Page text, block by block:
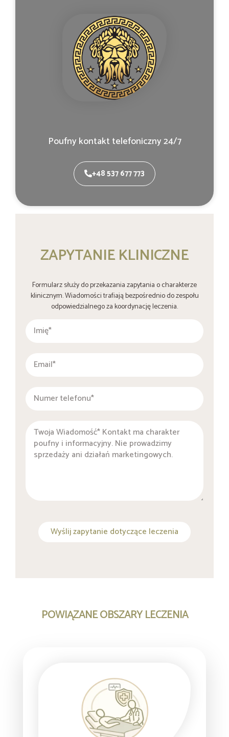
Poufny kontakt telefoniczny 24/7
+48 537 677 773
ZAPYTANIE KLINICZNE
Formularz służy do przekazania zapytania o charakterze
klinicznym. Wiadomości trafiają bezpośrednio do zespołu
odpowiedzialnego za koordynację leczenia.
Wyślij zapytanie dotyczące leczenia
POWIĄZANE OBSZARY LECZENIA